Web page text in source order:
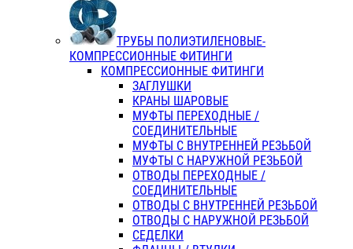
ТРУБЫ ПОЛИЭТИЛЕНОВЫЕ-
КОМПРЕССИОННЫЕ ФИТИНГИ
КОМПРЕССИОННЫЕ ФИТИНГИ
ЗАГЛУШКИ
КРАНЫ ШАРОВЫЕ
МУФТЫ ПЕРЕХОДНЫЕ /
СОЕДИНИТЕЛЬНЫЕ
МУФТЫ С ВНУТРЕННЕЙ РЕЗЬБОЙ
МУФТЫ С НАРУЖНОЙ РЕЗЬБОЙ
ОТВОДЫ ПЕРЕХОДНЫЕ /
СОЕДИНИТЕЛЬНЫЕ
ОТВОДЫ С ВНУТРЕННЕЙ РЕЗЬБОЙ
ОТВОДЫ С НАРУЖНОЙ РЕЗЬБОЙ
СЕДЕЛКИ